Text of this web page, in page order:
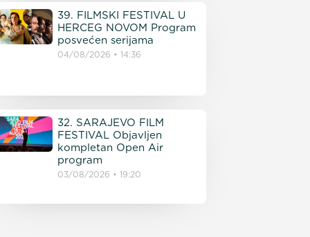
39. FILMSKI FESTIVAL U
HERCEG NOVOM Program
posvećen serijama
04/08/2026 14:36
32. SARAJEVO FILM
FESTIVAL Objavljen
kompletan Open Air
program
03/08/2026 19:20